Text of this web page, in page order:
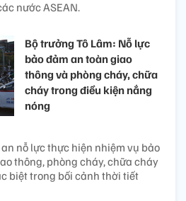
nước ASEAN.
Bộ trưởng Tô Lâm: Nỗ lực
bảo đảm an toàn giao
thông và phòng cháy, chữa
cháy trong điều kiện nắng
nóng
nỗ lực thực hiện nhiệm vụ bảo
thông, phòng cháy, chữa cháy
biệt trong bối cảnh thời tiết